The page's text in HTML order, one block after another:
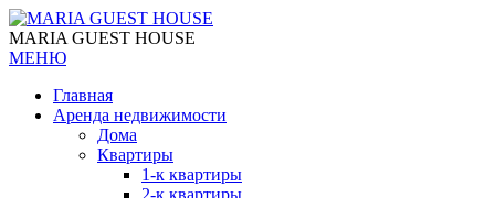
MARIA GUEST HOUSE
МЕНЮ
Главная
Аренда недвижимости
Дома
Квартиры
1-к квартиры
2-к квартиры